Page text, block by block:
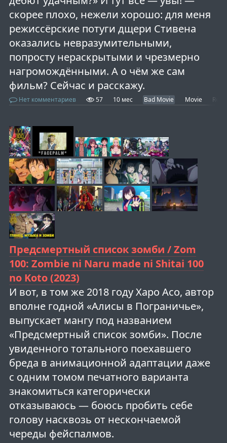
скорее плохо, нежели хорошо: для меня
режиссёрские потуги дщери Стивена
оказались невразумительными,
попросту нераскрытыми и чрезмерно
нагромождёнными. А о чём же сам
фильм? Сейчас и расскажу.
Нет комментариев 57 10 мес Bad Movie Movie
Предсмертный список зомби / Zom
100: Zombie ni Naru made ni Shitai 100
no Koto (2023)
И вот, в том же 2018 году Харо Асо, автор
вполне годной «Алисы в Пограничье»,
выпускает мангу под названием
«Предсмертный список зомби». После
увиденного тотального поехавшего
бреда в анимационной адаптации даже
с одним томом печатного варианта
знакомиться категорически
отказываюсь — боюсь пробить себе
голову насквозь от нескончаемой
череды фейспалмов.